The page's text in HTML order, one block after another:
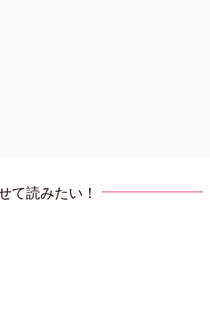
て読みたい！